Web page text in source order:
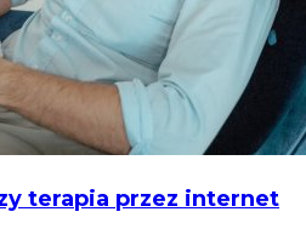
terapia przez internet